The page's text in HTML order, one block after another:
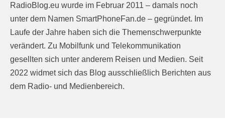
RadioBlog.eu wurde im Februar 2011 – damals noch
unter dem Namen SmartPhoneFan.de – gegründet. Im
Laufe der Jahre haben sich die Themenschwerpunkte
verändert. Zu Mobilfunk und Telekommunikation
gesellten sich unter anderem Reisen und Medien. Seit
2022 widmet sich das Blog ausschließlich Berichten aus
dem Radio- und Medienbereich.